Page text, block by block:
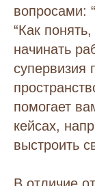
вопросами:
“Как
начинать
супервизия
помогает
кейсах,
выстроить